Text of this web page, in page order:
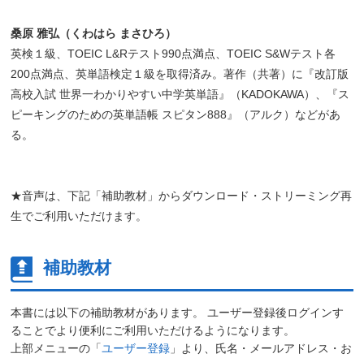
桑原 雅弘（くわはら まさひろ）
英検１級、TOEIC L&Rテスト990点満点、TOEIC S&Wテスト各
200点満点、英単語検定１級を取得済み。著作（共著）に『改訂版
高校入試 世界一わかりやすい中学英単語』（KADOKAWA）、『ス
ピーキングのための英単語帳 スピタン888』（アルク）などがあ
る。
★音声は、下記「補助教材」からダウンロード・ストリーミング再
生でご利用いただけます。
補助教材
本書には以下の補助教材があります。 ユーザー登録後ログインす
ることでより便利にご利用いただけるようになります。
上部メニューの「ユーザー登録 」より、氏名・メールアドレス・お